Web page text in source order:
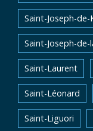
Saint-Joseph-de-
Saint-Joseph-de-
Saint-Laurent
Saint-Léonard
Saint-Liguori